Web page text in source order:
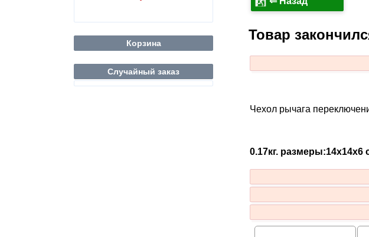
Корзина
Случайный заказ
Товар
Чехол рычага
0.17кг. размеры:14x14x6